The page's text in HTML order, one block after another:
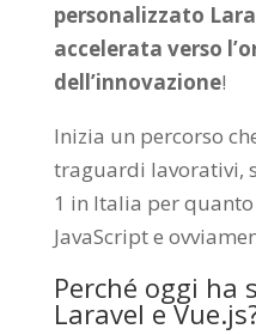
personalizzato
accelerata verso
dell’innovazione!
Inizia un percorso
traguardi lavorativi,
1 in Italia per
JavaScript e
Perché oggi ha
Laravel e